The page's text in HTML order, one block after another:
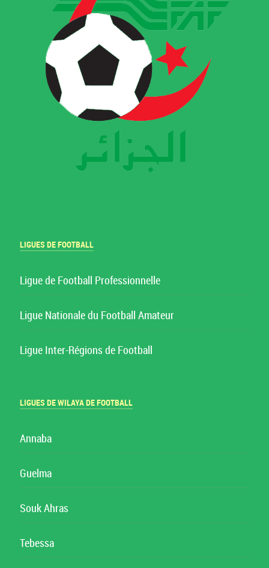
LIGUES DE FOOTBALL
Ligue de Football Professionnelle
Ligue Nationale du Football Amateur
Ligue Inter-Régions de Football
LIGUES DE WILAYA DE FOOTBALL
Annaba
Guelma
Souk Ahras
Tebessa